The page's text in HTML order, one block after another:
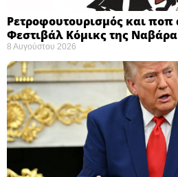
Ρετροφουτουρισμός και ποπ
Φεστιβάλ Κόμικς της Ναβάρα ​
8 Αυγούστου 2026